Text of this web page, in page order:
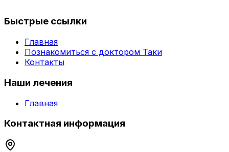
Быстрые ссылки
Главная
Познакомиться с доктором Таки
Контакты
Наши лечения
Главная
Контактная информация